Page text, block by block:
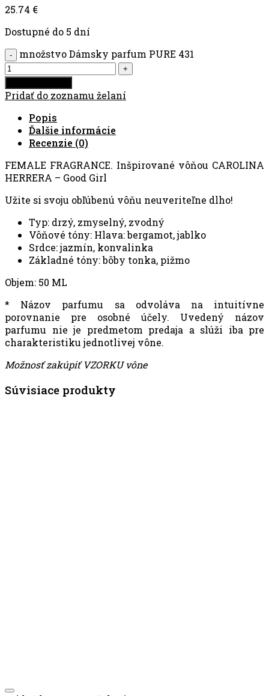
25.74 €
Dostupné do 5 dní
množstvo Dámsky parfum PURE 431
Pridať do zoznamu želaní
Popis
Ďalšie informácie
Recenzie (0)
FEMALE FRAGRANCE. Inšpirované vôňou CAROLINA
HERRERA – Good Girl
Užite si svoju obľúbenú vôňu neuveriteľne dlho!
Typ: drzý, zmyselný, zvodný
Vôňové tóny: Hlava: bergamot, jablko
Srdce: jazmín, konvalinka
Základné tóny: bôby tonka, pižmo
Objem: 50 ML
* Názov parfumu sa odvoláva na intuitívne
porovnanie pre osobné účely. Uvedený názov
parfumu nie je predmetom predaja a slúži iba pre
charakteristiku jednotlivej vône.
Možnosť zakúpiť VZORKU vône
Súvisiace produkty